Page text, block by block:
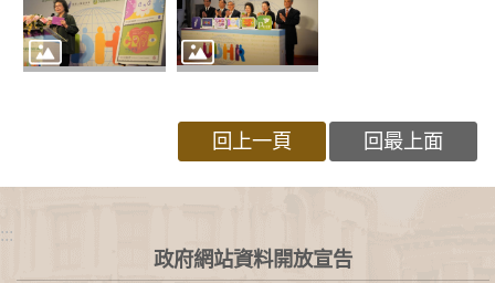
回上一頁 回最上面
:::
政府網站資料開放宣告